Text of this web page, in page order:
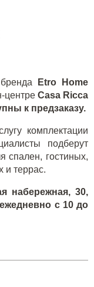
Etro
Home
центре Casa Ricca
к предзаказу.
комплектации
подберут
спален, гостиных,
и террас.
набережная, 30,
с 10 до